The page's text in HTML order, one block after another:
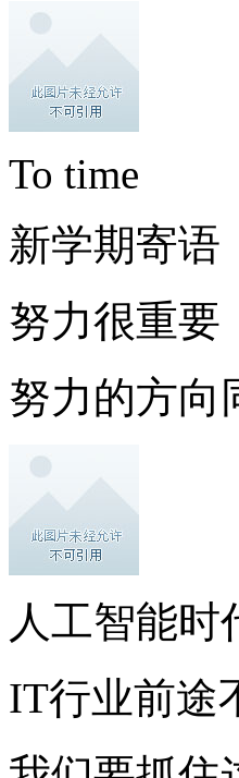
To time
新学期寄语
努力很重要
努力的方向
人工智能时
IT行业前途